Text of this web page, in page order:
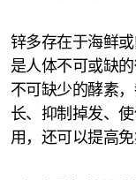
锌多存在于海鲜
是人体不可或缺
不可缺少的酵素
长、抑制掉发、
用，还可以提高免